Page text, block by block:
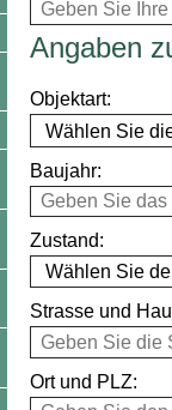
Angaben
Objektart:
Baujahr:
Zustand:
Strasse und
Ort und PLZ: